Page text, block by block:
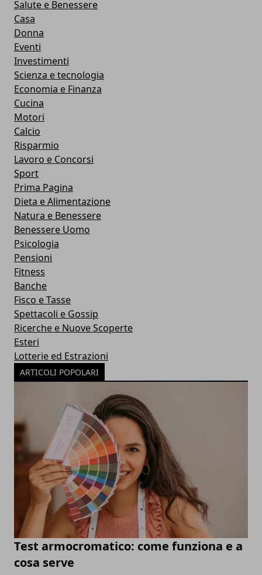
Salute e Benessere
Casa
Donna
Eventi
Investimenti
Scienza e tecnologia
Economia e Finanza
Cucina
Motori
Calcio
Risparmio
Lavoro e Concorsi
Sport
Prima Pagina
Dieta e Alimentazione
Natura e Benessere
Benessere Uomo
Psicologia
Pensioni
Fitness
Banche
Fisco e Tasse
Spettacoli e Gossip
Ricerche e Nuove Scoperte
Esteri
Lotterie ed Estrazioni
ARTICOLI POPOLARI
Test armocromatico: come funziona e a
cosa serve